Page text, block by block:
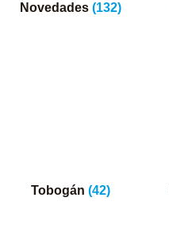
Novedades(132)
Tobogán(42)